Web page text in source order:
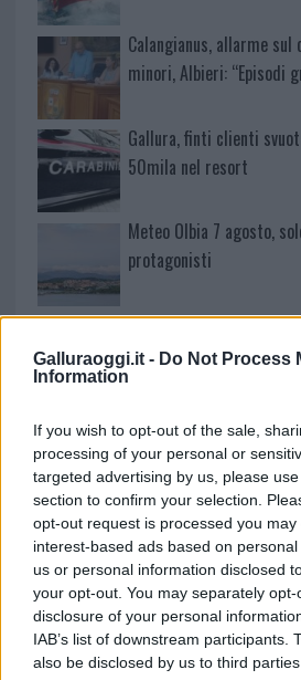
Galluraoggi.it - Do Not Process
Information
If you wish to opt-out of the sale,
processing of your personal or
targeted advertising by us, please
section to confirm your selection.
opt-out request is processed you may
interest-based ads based on
us or personal information disclosed
your opt-out. You may separately
disclosure of your personal
IAB’s list of downstream participants.
also be disclosed by us to third
Calangianus, allarme sul
minori, Albieri: “Episodi
Gallura, finti clienti
50mila nel resort
Meteo Olbia 7 agosto,
protagonisti
Test tunnel Olbia: rampe
fine agosto
Aggius conquista la
amate dell’estate 2026